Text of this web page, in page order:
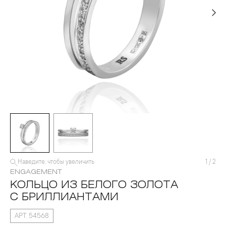
Наведите, чтобы увеличить 1 / 2
ENGAGEMENT
КОЛЬЦО ИЗ БЕЛОГО ЗОЛОТА
С БРИЛЛИАНТАМИ
АРТ. 54568